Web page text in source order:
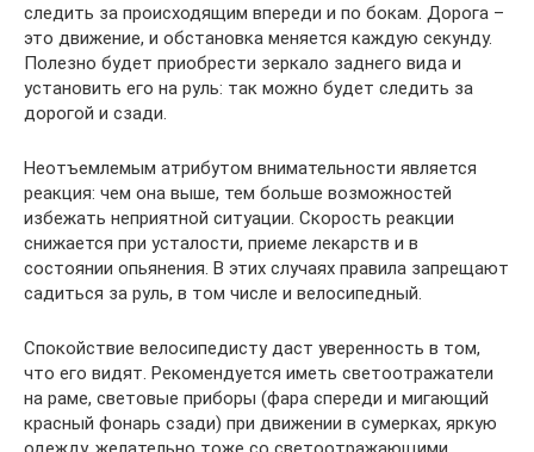
следить за происходящим впереди и по бокам. Дорога –
это движение, и обстановка меняется каждую секунду.
Полезно будет приобрести зеркало заднего вида и
установить его на руль: так можно будет следить за
дорогой и сзади.
Неотъемлемым атрибутом внимательности является
реакция: чем она выше, тем больше возможностей
избежать неприятной ситуации. Скорость реакции
снижается при усталости, приеме лекарств и в
состоянии опьянения. В этих случаях правила запрещают
садиться за руль, в том числе и велосипедный.
Спокойствие велосипедисту даст уверенность в том,
что его видят. Рекомендуется иметь светоотражатели
на раме, световые приборы (фара спереди и мигающий
красный фонарь сзади) при движении в сумерках, яркую